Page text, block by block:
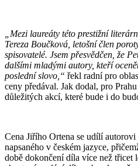
„Mezi laureáty této prestižní
Tereza Boučková, letošní člen
spisovatelé. Jsem přesvědčen, že
dalšími mladými autory, kteří
poslední slovo,“ řekl radní pro
ceny předával. Jak dodal, pro
důležitých akcí, které bude i do
Cena Jiřího Ortena se udílí
napsaného v českém jazyce,
době dokončení díla více než třicet